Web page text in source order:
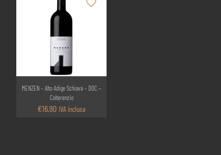
MENZEN – Alto Adige Schiava – DOC –
Colterenzio
€16,90 IVA inclusa